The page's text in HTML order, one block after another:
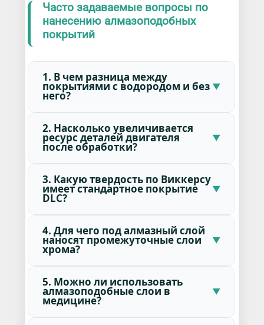
Часто задаваемые вопросы по
нанесению алмазоподобных
покрытий
1. В чем разница между
покрытиями с водородом и без
него?
2. Насколько увеличивается
ресурс деталей двигателя
после обработки?
3. Какую твердость по Виккерсу
имеет стандартное покрытие
DLC?
4. Для чего под алмазный слой
наносят промежуточные слои
хрома?
5. Можно ли использовать
алмазоподобные слои в
медицине?